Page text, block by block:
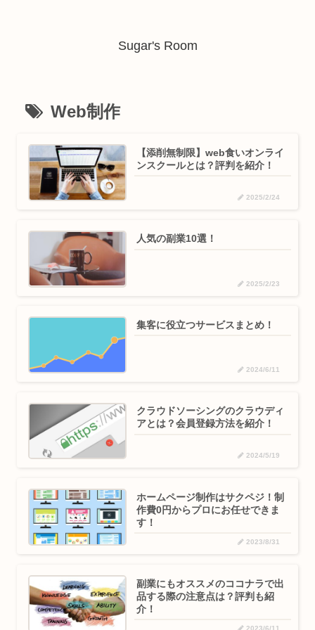
Sugar's Room
Web制作
【添削無制限】web食いオンライ
ンスクールとは？評判を紹介！
2025/2/24
人気の副業10選！
2025/2/23
集客に役立つサービスまとめ！
2024/6/11
クラウドソーシングのクラウディ
アとは？会員登録方法を紹介！
2024/5/19
ホームページ制作はサクペジ！制
作費0円からプロにお任せできま
す！
2023/8/31
副業にもオススメのココナラで出
品する際の注意点は？評判も紹
介！
2023/6/11